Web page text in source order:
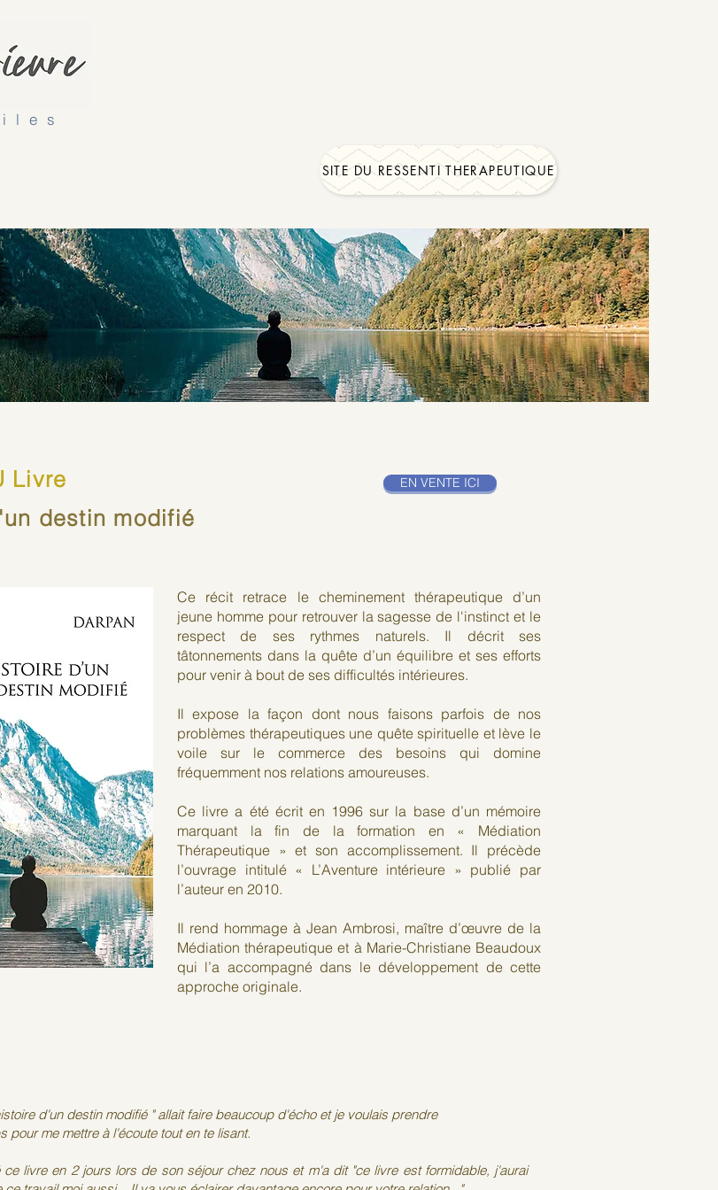
SITE DU RESSENTI THERAPEUTIQUE
Livre
destin modifié
EN VENTE ICI
Ce récit retrace le cheminement thérapeutique d’un
jeune homme pour retrouver la sagesse de l'instinct et le
respect de ses rythmes naturels. Il décrit ses
tâtonnements dans la quête d’un équilibre et ses efforts
pour venir à bout de ses difficultés intérieures.
Il expose la façon dont nous faisons parfois de nos
problèmes thérapeutiques une quête spirituelle et lève le
voile sur le commerce des besoins qui domine
fréquemment nos relations amoureuses.
Ce livre a été écrit en 1996 sur la base d’un mémoire
marquant la fin de la formation en « Médiation
Thérapeutique » et son accomplissement. Il précède
l’ouvrage intitulé « L’Aventure intérieure » publié par
l’auteur en 2010.
Il rend hommage à Jean Ambrosi, maître d’œuvre de la
Médiation thérapeutique et à Marie-Christiane Beaudoux
qui l’a accompagné dans le développement de cette
approche originale.
d'un destin modifié " allait faire beaucoup d'écho et je voulais prendre
pour me mettre à l'écoute tout en te lisant.
livre en 2 jours lors de son séjour chez nous et m'a dit "ce livre est formidable, j'aurai